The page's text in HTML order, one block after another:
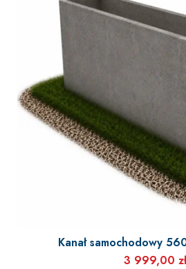
Kanał samochodowy
3 999,00 zł